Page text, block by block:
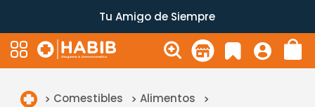
Tu Amigo de Siempre
Comestibles
Alimentos